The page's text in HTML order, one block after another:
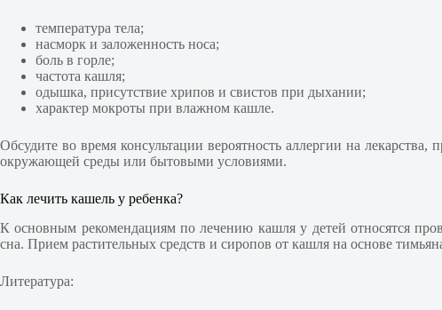
температура тела;
насморк и заложенность носа;
боль в горле;
частота кашля;
одышка, присутствие хрипов и свистов при дыхании;
характер мокроты при влажном кашле.
Обсудите во время консультации вероятность аллергии на
окружающей среды или бытовыми условиями.
Как лечить кашель у ребенка?
К основным рекомендациям по лечению кашля у детей относятся
сна. Прием растительных средств и сиропов от кашля на основе
Литература: